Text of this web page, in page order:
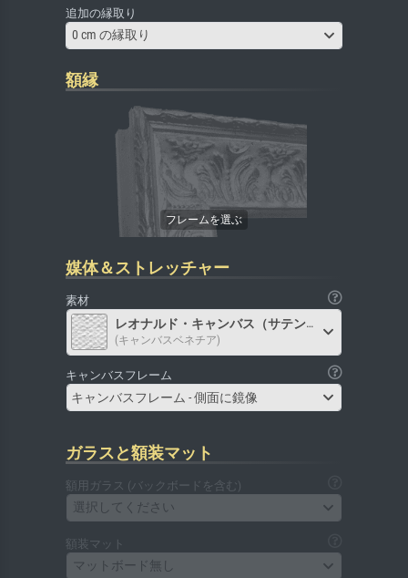
追加の縁取り
0 cm の縁取り
額縁
媒体＆ストレッチャー
素材
レオナルド・キャンバス（サテン）
(キャンバスベネチア)
キャンバスフレーム
キャンバスフレーム - 側面に鏡像
ガラスと額装マット
額用ガラス (バックボードを含む)
選択してください
額装マット
マットボード無し